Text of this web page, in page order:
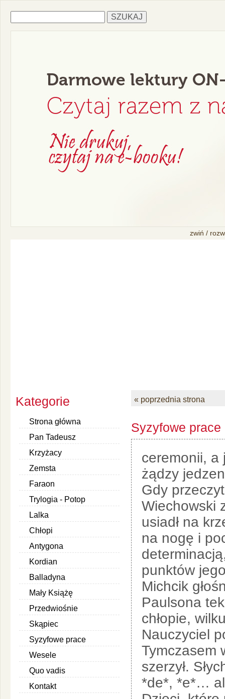
zwiń /
Kategorie
Strona główna
Pan Tadeusz
Krzyżacy
Zemsta
Faraon
Trylogia - Potop
Lalka
Chłopi
Antygona
Kordian
Balladyna
Mały Książę
Przedwiośnie
Skąpiec
Syzyfowe prace
Wesele
Quo vadis
Kontakt
« poprzednia strona
Syzyfowe
ceremonii, a
żądzy
Gdy
Wiechowski
usiadł na
na nogę i
punktów
Michcik
Paulsona
chłopie,
Nauczyciel
Tymczasem
szerzył.
*de*, *e*…